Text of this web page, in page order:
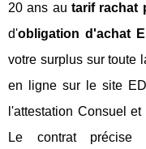
20 ans au tarif rachat
d'obligation d'achat
votre surplus sur toute
en ligne sur le site
l'attestation Consuel
Le contrat précise